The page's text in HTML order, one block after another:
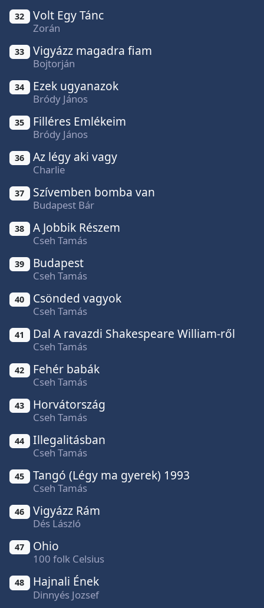
32 Volt Egy Tánc
Zorán
33 Vigyázz magadra fiam
Bojtorján
34 Ezek ugyanazok
Bródy János
35 Filléres Emlékeim
Bródy János
36 Az légy aki vagy
Charlie
37 Szívemben bomba van
Budapest Bár
38 A Jobbik Részem
Cseh Tamás
39 Budapest
Cseh Tamás
40 Csönded vagyok
Cseh Tamás
41 Dal A ravazdi Shakespeare William-ről
Cseh Tamás
42 Fehér babák
Cseh Tamás
43 Horvátország
Cseh Tamás
44 Illegalitásban
Cseh Tamás
45 Tangó (Légy ma gyerek) 1993
Cseh Tamás
46 Vigyázz Rám
Dés László
47 Ohio
100 folk Celsius
48 Hajnali Ének
Dinnyés Jozsef